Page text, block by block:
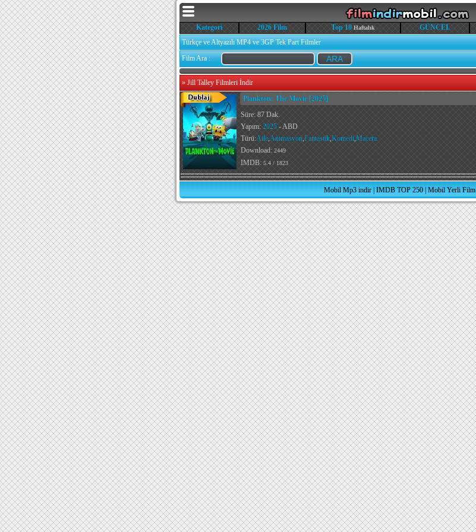
Kategori 2026 Film Top 10 Haftalık GÜNCEL
Türkçe ve Altyazılı MP4 ve 3GP Tek Part Filmler
Film Ara :
» Jill Talley Filmleri İndir
Plankton: The Movie [2025]
Süre: 87 Dak.
Yapım: 2025 - ABD
Türü:Aile,Animasyon,Fantastik,Komedi,Macera
Download: 2449
IMDB: 5.4 / 1823
Mobil Mp3 indir| IMDB TOP 250| Mobil Yerli Film